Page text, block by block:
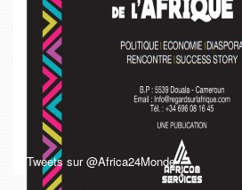
Tweets sur @Africa24Monde